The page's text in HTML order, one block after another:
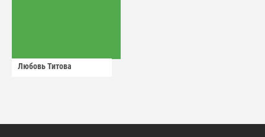
Любовь Титова